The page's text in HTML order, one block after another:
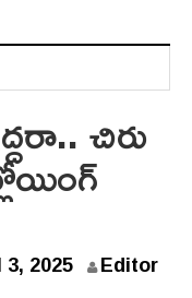
చిరు
2025 Editor